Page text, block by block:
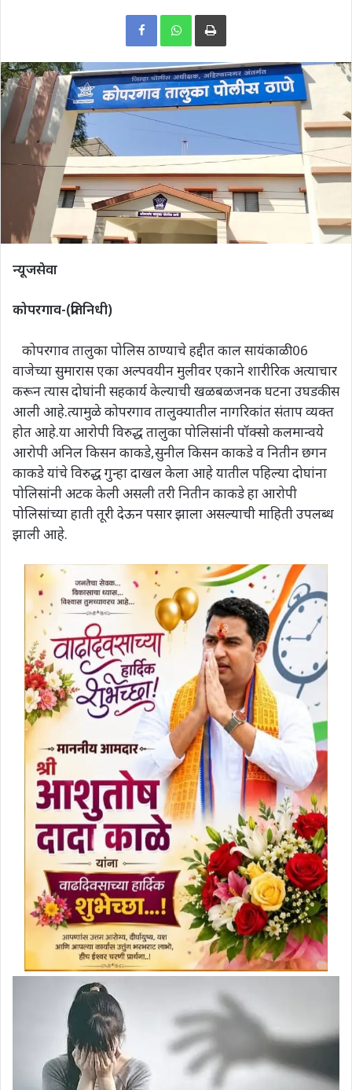
Print
न्यूजसेवा
कोपरगाव-(प्रतिनिधी)
कोपरगाव तालुका पोलिस ठाण्याचे हद्दीत काल सायंकाळी 06
वाजेच्या सुमारास एका अल्पवयीन मुलीवर एकाने शारीरिक अत्याचार
करून त्यास दोघांनी सहकार्य केल्याची खळबळजनक घटना उघडकीस
आली आहे.त्यामुळे कोपरगाव तालुक्यातील नागरिकांत संताप व्यक्त
होत आहे.या आरोपी विरुद्ध तालुका पोलिसांनी पॉक्सो कलमान्वये
आरोपी अनिल किसन काकडे,सुनील किसन काकडे व नितीन छगन
काकडे यांचे विरुद्ध गुन्हा दाखल केला आहे यातील पहिल्या दोघांना
पोलिसांनी अटक केली असली तरी नितीन काकडे हा आरोपी
पोलिसांच्या हाती तूरी देऊन पसार झाला असल्याची माहिती उपलब्ध
झाली आहे.